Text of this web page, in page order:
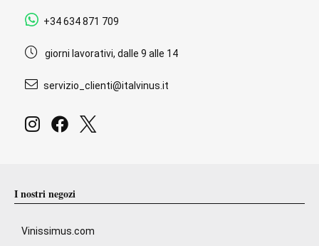
+34 634 871 709
giorni lavorativi, dalle 9 alle 14
servizio_clienti@italvinus.it
I nostri negozi
Vinissimus.com